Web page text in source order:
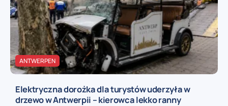
ANTWERPEN
Elektryczna dorożka dla turystów uderzyła w
drzewo w Antwerpii – kierowca lekko ranny